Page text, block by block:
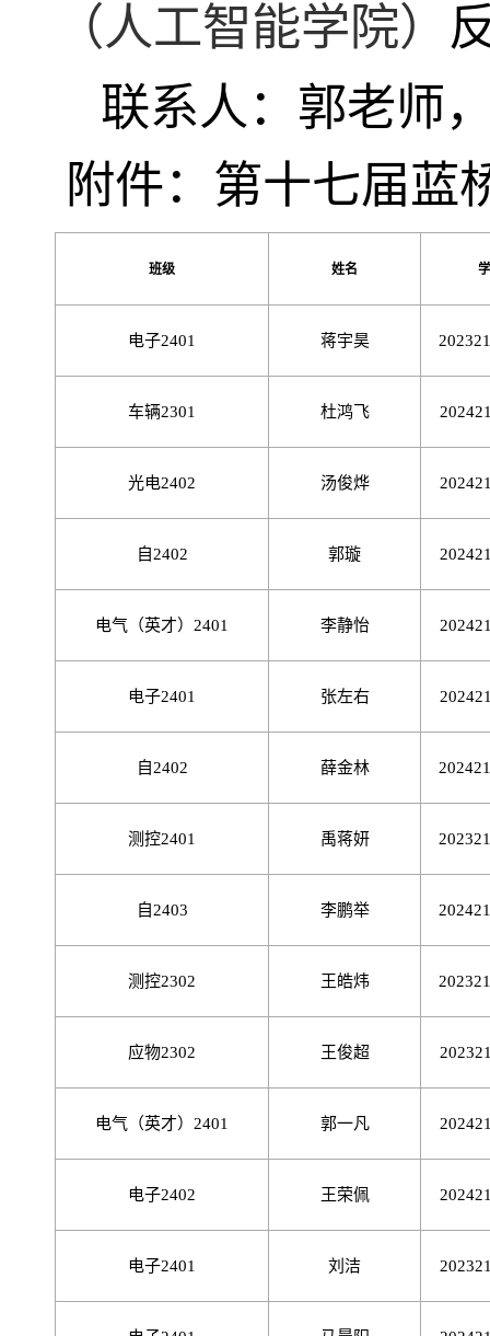
（人工智能学院）
联系人：郭老师
附件：第十七届蓝
班级 姓名
电子2401 蒋宇昊
车辆2301 杜鸿飞
光电2402 汤俊烨
自2402 郭璇
电气（英才） 2401 李静怡
电子2401 张左右
自2402 薛金林
测控2401 禹蒋妍
自2403 李鹏举
测控2302 王皓炜
应物2302 王俊超
电气（英才） 2401 郭一凡
电子2402 王荣佩
电子2401 刘洁